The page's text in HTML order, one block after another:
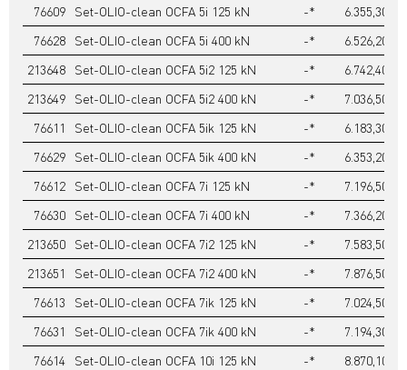
76609
Set-OLIO-clean OCFA 5i 125 kN -*
6.355,30
76628
Set-OLIO-clean OCFA 5i 400 kN -*
6.526,20
213648
Set-OLIO-clean OCFA 5i2 125 kN -*
6.742,40
213649
Set-OLIO-clean OCFA 5i2 400 kN -*
7.036,50
76611
Set-OLIO-clean OCFA 5ik 125 kN -*
6.183,30
76629
Set-OLIO-clean OCFA 5ik 400 kN -*
6.353,20
76612
Set-OLIO-clean OCFA 7i 125 kN -*
7.196,50
76630
Set-OLIO-clean OCFA 7i 400 kN -*
7.366,20
213650
Set-OLIO-clean OCFA 7i2 125 kN -*
7.583,50
213651
Set-OLIO-clean OCFA 7i2 400 kN -*
7.876,50
76613
Set-OLIO-clean OCFA 7ik 125 kN -*
7.024,50
76631
Set-OLIO-clean OCFA 7ik 400 kN -*
7.194,30
76614
Set-OLIO-clean OCFA 10i 125 kN -*
8.870,10